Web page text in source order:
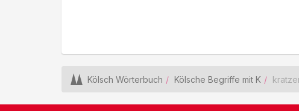
Kölsch Wörterbuch Kölsche Begriffe mit K